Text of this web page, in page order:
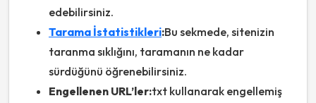
edebilirsiniz.
Tarama İstatistikleri:Bu sekmede, sitenizin
taranma sıklığını, taramanın ne kadar
sürdüğünü öğrenebilirsiniz.
Engellenen URL’ler:txt kullanarak engellemiş